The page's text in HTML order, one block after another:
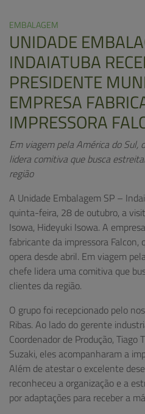
EMBALAGEM
UNIDADE
INDAIATUBA
PRESIDENTE
EMPRESA
IMPRESSORA
Em viagem pela América do Sul,
lidera comitiva que busca
região
A Unidade Embalagem SP –
quinta-feira, 28 de outubro, a
Isowa, Hideyuki Isowa. A
fabricante da impressora Falcon,
opera desde abril. Em viagem
chefe lidera uma comitiva que
clientes da região.
O grupo foi recepcionado pelo
Ribas. Ao lado do gerente
Coordenador de Produção, Tiago
Suzaki, eles acompanharam a
Além de atestar o excelente
reconheceu a organização e a
por adaptações para receber a